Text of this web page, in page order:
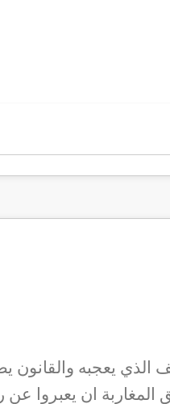
يعجبه والقانون
ان يعبروا عن